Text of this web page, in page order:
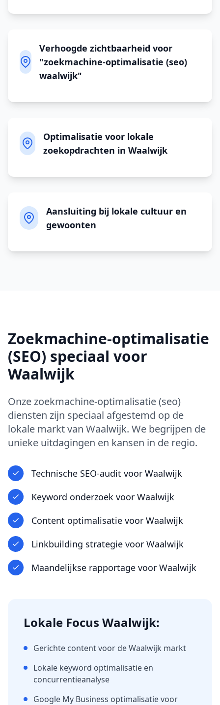
Verhoogde zichtbaarheid voor
"zoekmachine-optimalisatie (seo)
waalwijk"
Optimalisatie voor lokale
zoekopdrachten in Waalwijk
Aansluiting bij lokale cultuur en
gewoonten
Zoekmachine-optimalisatie
(SEO) speciaal voor
Waalwijk
Onzezoekmachine-optimalisatie (seo)
diensten zijn speciaal afgestemd op de
lokale markt van Waalwijk. We begrijpen de
unieke uitdagingen en kansen in de regio.
Technische SEO-audit voor Waalwijk
Keyword onderzoek voor Waalwijk
Content optimalisatie voor Waalwijk
Linkbuilding strategie voor Waalwijk
Maandelijkse rapportage voor Waalwijk
Lokale Focus Waalwijk:
Gerichte content voor deWaalwijk markt
Lokale keyword optimalisatie en
concurrentieanalyse
Google My Business optimalisatie voor